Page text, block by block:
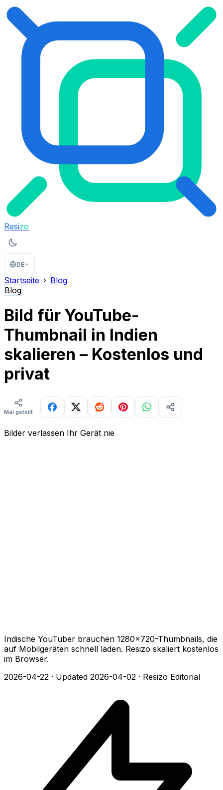
Resizo
DE
Startseite
Blog
Blog
Bild für YouTube-
Thumbnail in Indien
skalieren – Kostenlos und
privat
Mal geteilt
Bilder verlassen Ihr Gerät nie
Indische YouTuber brauchen 1280×720-Thumbnails, die
auf Mobilgeräten schnell laden. Resizo skaliert kostenlos
im Browser.
2026-04-22 · Updated 2026-04-02 · Resizo Editorial